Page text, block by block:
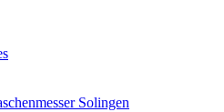
Solingen